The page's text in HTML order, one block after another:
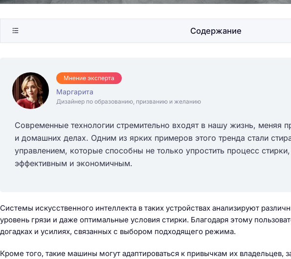
Мнение эксперта
Маргарита
Дизайнер по образованию, призванию и желанию
Современные технологии стремительно входят в нашу жизнь, меняя
и домашних делах. Одним из ярких примеров этого тренда стали
управлением, которые способны не только упростить процесс
эффективным и экономичным.
Системы искусственного интеллекта в таких устройствах анализируют
уровень грязи и даже оптимальные условия стирки. Благодаря этому
догадках и усилиях, связанных с выбором подходящего режима.
Кроме того, такие машины могут адаптироваться к привычкам их владельцев,
Содержание